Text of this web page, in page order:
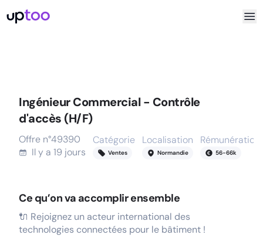
Ingénieur Commercial - Contrôle
d'accès (H/F)
Offre n°49390
Il y a 19 jours
Catégorie
Ventes
Localisation
Normandie
Rémunération
56-66k
Ce qu’on va accomplir ensemble
🔌 Rejoignez un acteur international des
technologies connectées pour le bâtiment !